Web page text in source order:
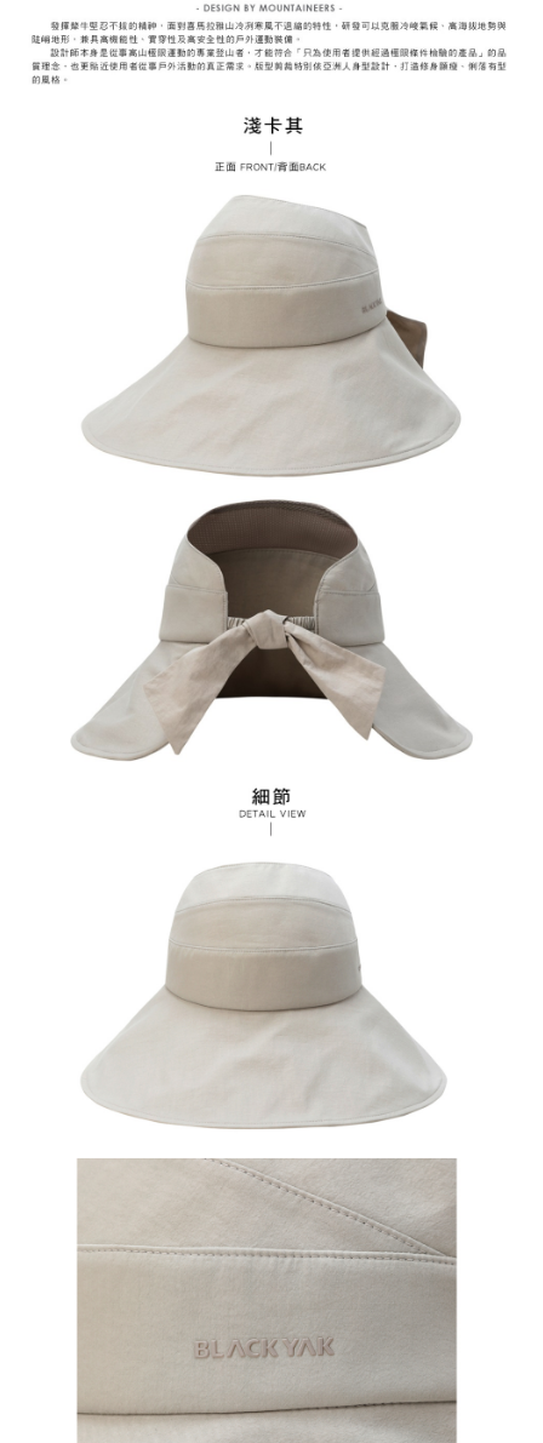
「AFTEE先享後付」，若未經同意申辦者引起之損失，本公司不負相關責
任。
４．使用「AFTEE先享後付」時，將依據個別帳號之用戶狀況，依本公司即
時審查核予不同之上限額度；若仍有額度不足之情形，本公司將視審查結果
５．嚴禁一人註冊多個帳號或使用他人資訊註冊。若發現惡意使用之情形，
恩沛科技股份有限公司將有權停止該用戶之使用額度並採取法律行動。
每筆NT$70，滿NT$799(含以上)免運費